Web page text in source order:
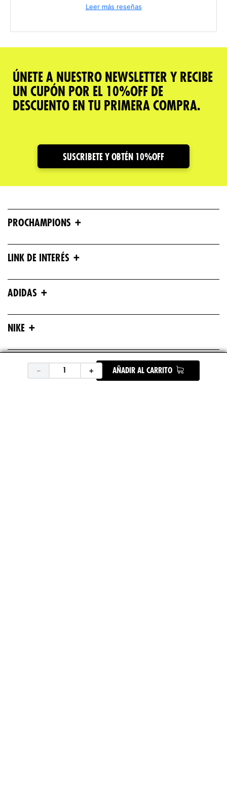
＋
－ AÑADIR AL CARRITO
Leer más reseñas
ÚNETE A NUESTRO NEWSLETTER Y RECIBE
UN CUPÓN POR EL 10%OFF DE
DESCUENTO EN TU PRIMERA COMPRA.
SUSCRIBETE Y OBTÉN 10%OFF
PROCHAMPIONS +
LINK DE INTERÉS +
ADIDAS +
NIKE +
ASICS +